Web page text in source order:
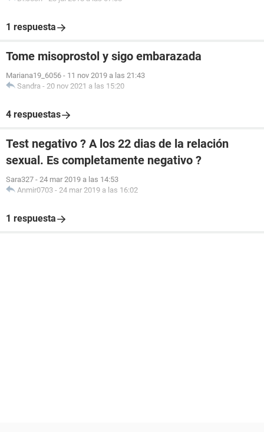
1 respuesta
Tome misoprostol y sigo embarazada
Mariana19_6056 - 11 nov 2019 a las 21:43
Sandra - 20 nov 2021 a las 15:20
4 respuestas
Test negativo ? A los 22 dias de la relación
sexual. Es completamente negativo ?
Sara327 - 24 mar 2019 a las 14:53
Anmir0703 - 24 mar 2019 a las 16:02
1 respuesta